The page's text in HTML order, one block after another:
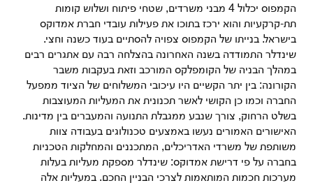
הקמפוס יכלול 4 מבני משרדים, שטחי פיתוח ושלוש קומות
תת-קרקעיות והוא ירכז בתוכו את פעילות עובדי חברת אמדוקס
בישראל. בנייתו של הקמפוס צפויה להסתיים בעוד כשנה וחצי.
שינדלר התמודדה בשנה האחרונה בהצלחה רבה עם אתגרים רבים
במהלך הבניה של הקומפלקס המורכב וזאת בעקבות משבר
הקורונה: בין יתר הקשיים היו עיכובי המשלוחים של הציוד ממפעל
החברה וכמו כן הקושי לאשר תכנונית את המעליות המעוצבות
בשלט הרחוק, צורך שנבע ממגבלת התנועה והמעברים בין מדינות.
האישורים האמורים נעשו באמצעים טכנולוגים בעבודה צוות
משותפת של משרדי האדריכלים, המתכננים והמחלקות הטכניות
בחברה על פי דרישת אמדוקס: שינדלר מספקת מעליות בעלות
מערכות חכמות המותאמות לצרכי הבניין החכם. במעליות אלה